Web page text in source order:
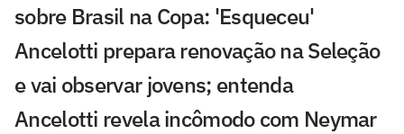
sobre Brasil na Copa: 'Esqueceu'
Ancelotti prepara renovação na Seleção
e vai observar jovens; entenda
Ancelotti revela incômodo com Neymar